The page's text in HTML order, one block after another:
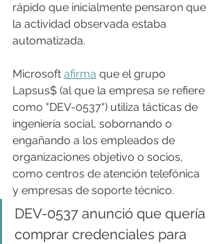
rápido que inicialmente pensaron que
la actividad observada estaba
automatizada.
Microsoft afirma que el grupo
Lapsus$ (al que la empresa se refiere
como "DEV-0537") utiliza tácticas de
ingeniería social, sobornando o
engañando a los empleados de
organizaciones objetivo o socios,
como centros de atención telefónica
y empresas de soporte técnico.
DEV-0537 anunció que quería
comprar credenciales para